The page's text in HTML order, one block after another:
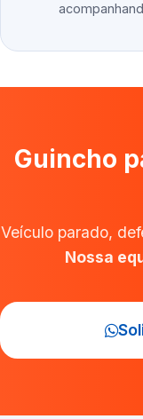
Guincho
Veículo parado,
Nossa